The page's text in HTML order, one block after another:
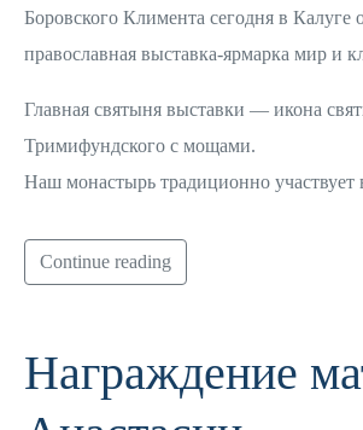
Боровского Климента сегодня в Калуге
православная выставка-ярмарка мир и
Главная святыня выставки — икона
Тримифундского с мощами.
Наш монастырь традиционно участвует
Continue reading
Награждение